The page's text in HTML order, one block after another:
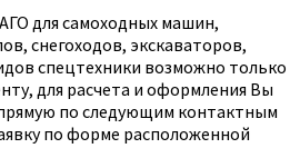
для самоходных машин,
снегоходов, экскаваторов,
спецтехники возможно только
для расчета и оформления Вы
по следующим контактным
по форме расположенной